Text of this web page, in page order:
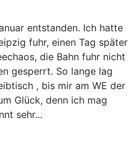
entstanden. Ich hatte
fuhr, einen Tag später
die Bahn fuhr nicht
gesperrt. So lange lag
, bis mir am WE der
Glück, denn ich mag
sehr...